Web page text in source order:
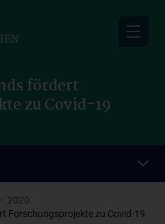
fördert
zu Covid-19
2020
Forschungsprojekte zu Covid-19